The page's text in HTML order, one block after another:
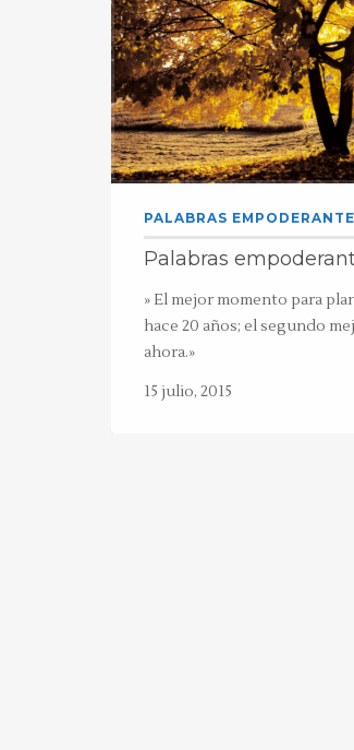
PALABRAS
Palabras
» El mejor momento para
hace 20 años; el segundo
ahora.»
15 julio, 2015